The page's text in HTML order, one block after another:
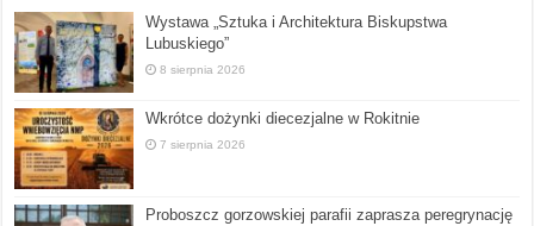
Wystawa „Sztuka i Architektura Biskupstwa
Lubuskiego”
8 sierpnia 2026
Wkrótce dożynki diecezjalne w Rokitnie
7 sierpnia 2026
Proboszcz gorzowskiej parafii zaprasza peregrynację